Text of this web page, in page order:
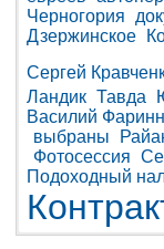
Черногория
Дзержинское
Сергей
Ландик Тавда
Василий
выбраны
Фотосессия
Подоходный